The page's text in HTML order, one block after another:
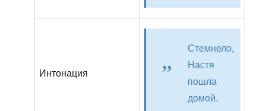
Интонация
Стемнело,
Настя
пошла
домой.